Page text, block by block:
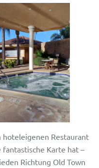
Restaurant
fantastische Karte hat –
Richtung Old Town